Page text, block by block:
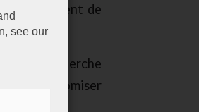
de
de recherche
économiser
see our